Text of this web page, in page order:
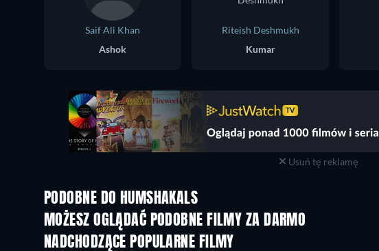
Saif Ali Khan
Ashok
Riteish Deshmukh
Kumar
Usuń tę reklamę
PODOBNE DO HUMSHAKALS
MOŻESZ OGLĄDAĆ PODOBNE FILMY ZA DARMO
NADCHODZĄCE POPULARNE FILMY